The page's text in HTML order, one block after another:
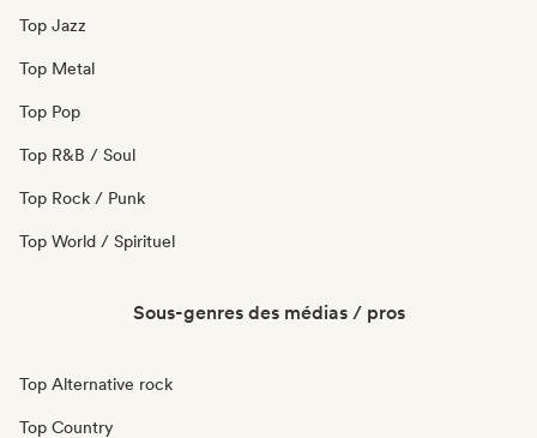
Top Jazz
Top Metal
Top Pop
Top R&B / Soul
Top Rock / Punk
Top World / Spirituel
Sous-genres des médias / pros
Top Alternative rock
Top Country